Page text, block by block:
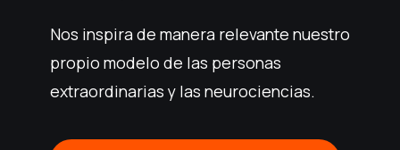
Nos inspira de manera relevante nuestro
propio modelo de las personas
extraordinarias y las neurociencias.